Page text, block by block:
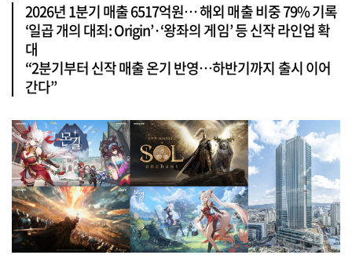
2026년 1분기 매출 6517억원… 해외 매출 비중 79% 기록
‘일곱 개의 대죄: Origin’·‘왕좌의 게임’ 등 신작 라인업 확
대
“2분기부터 신작 매출 온기 반영…하반기까지 출시 이어
간다”